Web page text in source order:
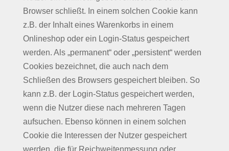
Browser schließt. In einem solchen Cookie kann
z.B. der Inhalt eines Warenkorbs in einem
Onlineshop oder ein Login-Status gespeichert
werden. Als „permanent“ oder „persistent“ werden
Cookies bezeichnet, die auch nach dem
Schließen des Browsers gespeichert bleiben. So
kann z.B. der Login-Status gespeichert werden,
wenn die Nutzer diese nach mehreren Tagen
aufsuchen. Ebenso können in einem solchen
Cookie die Interessen der Nutzer gespeichert
werden, die für Reichweitenmessung oder